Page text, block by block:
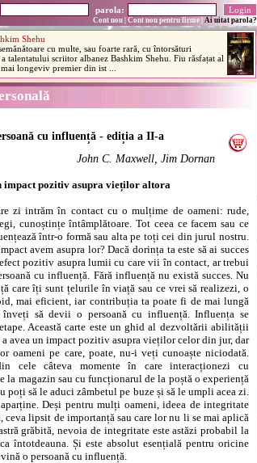
parola:
Cont nou Cont nou pentru firme Ai uitat parola?
cu influență - ediția a II-a
John C. Maxwell, Jim Dornan
impact pozitiv asupra vieților altora
intrăm în contact cu o mulțime de oameni: rude,
cunoștințe întâmplătoare. Tot ceea ce facem sau ce
într-o formă sau alta pe toți cei din jurul nostru.
avem asupra lor? Dacă dorința ta este să ai succes
pozitiv asupra lumii cu care vii în contact, ar trebui
cu influență. Fără influență nu există succes. Nu
care îți sunt țelurile în viață sau ce vrei să realizezi, o
mai eficient, iar contribuția ta poate fi de mai lungă
înveți să devii o persoană cu influență. Influența se
Această carte este un ghid al dezvoltării abilității
a avea un impact pozitiv asupra vieților celor din jur, dar
oameni pe care, poate, nu-i veți cunoaște niciodată.
cele câteva momente în care interacționezi cu
la magazin sau cu funcționarul de la poștă o experiență
poți să le aduci zâmbetul pe buze și să le umpli acea zi.
Deși pentru mulți oameni, ideea de integritate
ceva lipsit de importanță sau care lor nu li se mai aplică
grăbită, nevoia de integritate este astăzi probabil la
întotdeauna. Și este absolut esențială pentru oricine
o persoană cu influență.